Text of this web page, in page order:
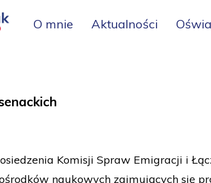
Komisji Spraw Emigracji i
naukowych zajmujących się
O mnie Aktualności